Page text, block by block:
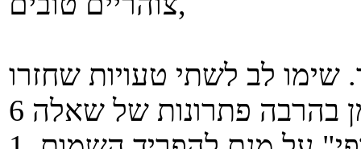
כעת באתר. שימו לב לשתי טעויות שחזרו